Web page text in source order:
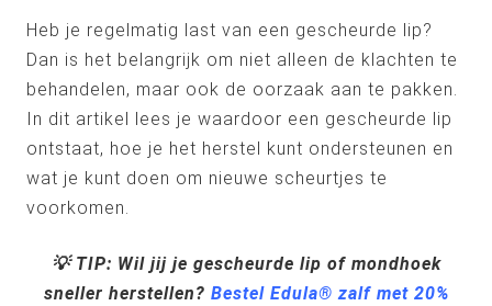
Heb je regelmatig last van een gescheurde lip?
Dan is het belangrijk om niet alleen de klachten te
behandelen, maar ook de oorzaak aan te pakken.
In dit artikel lees je waardoor een gescheurde lip
ontstaat, hoe je het herstel kunt ondersteunen en
wat je kunt doen om nieuwe scheurtjes te
voorkomen.
💡 TIP: Wil jij je gescheurde lip of mondhoek
sneller herstellen? Bestel Edula® zalf met 20%